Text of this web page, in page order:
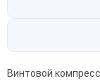
Винтовой